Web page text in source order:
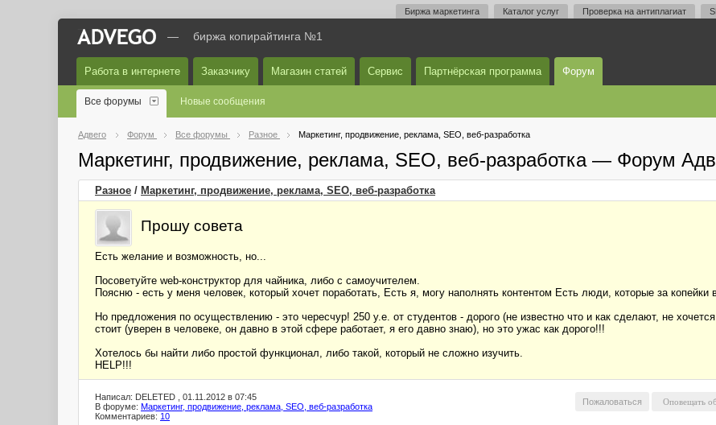
Биржа маркетинга Каталог услуг Проверка на антиплагиат
— биржа копирайтинга №1
Работа в интернете Заказчику Магазин статей Сервис Партнёрская программа Форум
Все форумы Новые сообщения
Адвего Форум Все форумы Разное Маркетинг, продвижение, реклама, SEO, веб-разработка
Маркетинг, продвижение, реклама, SEO, веб-разработка — Форум
Разное / Маркетинг, продвижение, реклама, SEO, веб-разработка
Прошу совета
Есть желание и возможность, но...
Посоветуйте web-конструктор для чайника, либо с самоучителем.
Поясню - есть у меня человек, который хочет поработать, Есть я, могу наполнять контентом Есть люди, которые за копейки
Но предложения по осуществлению - это чересчур! 250 у.е. от студентов - дорого (не известно что и как сделают, не
стоит (уверен в человеке, он давно в этой сфере работает, я его давно знаю), но это ужас как дорого!!!
Хотелось бы найти либо простой функционал, либо такой, который не сложно изучить.
HELP!!!
Пожаловаться
Написал: DELETED , 01.11.2012 в 07:45
В форуме: Маркетинг, продвижение, реклама, SEO, веб-разработка
Комментариев: 10